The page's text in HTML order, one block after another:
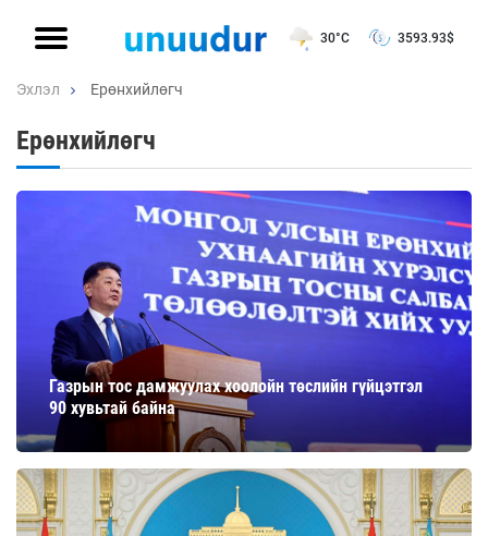
30°C 3593.93$
Эхлэл Ерөнхийлөгч
Ерөнхийлөгч
Газрын тос дамжуулах хоолойн төслийн гүйцэтгэл
90 хувьтай байна